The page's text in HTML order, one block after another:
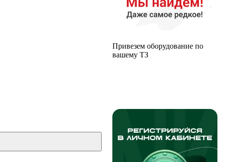
Привезем оборудование по
вашему ТЗ